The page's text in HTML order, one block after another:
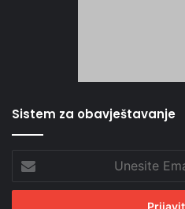
Sistem za obavještavanje
Email
adresu